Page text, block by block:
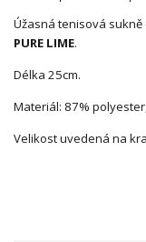
Úžasná tenisová
PURE LIME.
Délka 25cm.
Materiál: 87%
Velikost uvedená na